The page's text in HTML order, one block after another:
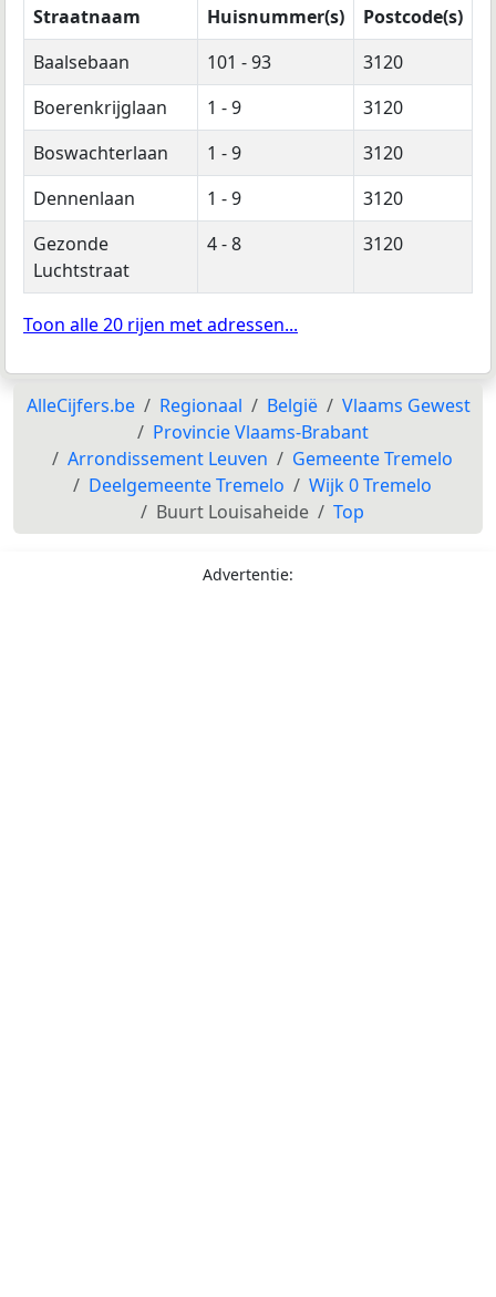
Straatnaam Huisnummer(s)
Postcode(s)
Baalsebaan
101 - 93
3120
Boerenkrijglaan
1 - 9
3120
Boswachterlaan
1 - 9
3120
Dennenlaan
1 - 9
3120
Gezonde
Luchtstraat
4 - 8 3120
Toon alle 20 rijen met adressen...
AlleCijfers.be Regionaal België
Vlaams Gewest
Provincie Vlaams-Brabant
Arrondissement Leuven
Gemeente Tremelo
Deelgemeente Tremelo
Wijk 0 Tremelo
Buurt Louisaheide
Top
Advertentie: